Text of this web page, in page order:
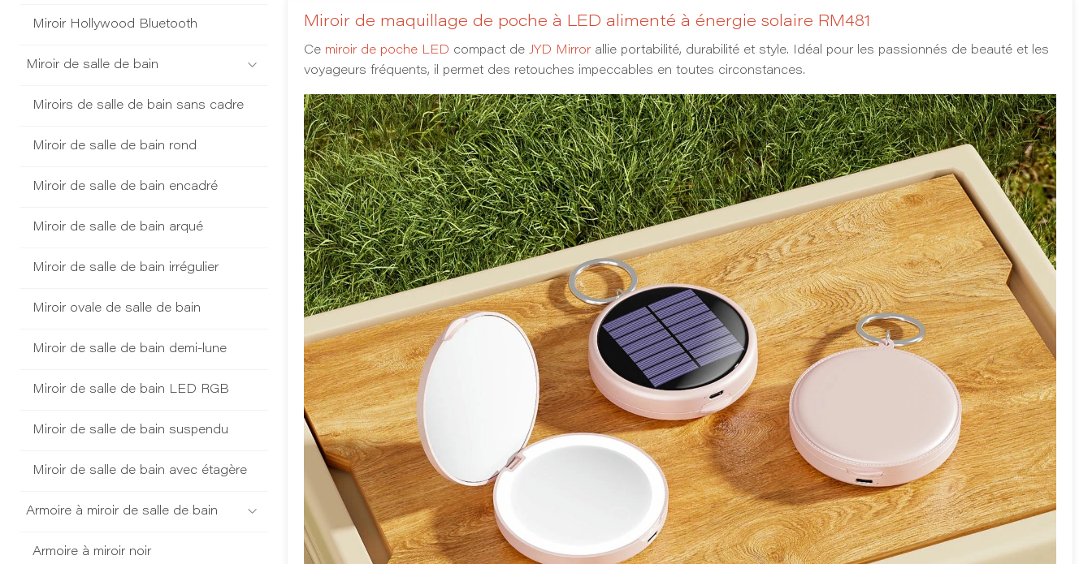
Miroir de maquillage de poche à LED alimenté à énergie solaire RM481
Ce miroir de poche LED compact de JYD Mirror allie portabilité, durabilité et style. Idéal pour les passionnés de beauté et les
voyageurs fréquents, il permet des retouches impeccables en toutes circonstances.
Miroir Hollywood Bluetooth
Miroir de salle de bain
Miroirs de salle de bain sans cadre
Miroir de salle de bain rond
Miroir de salle de bain encadré
Miroir de salle de bain arqué
Miroir de salle de bain irrégulier
Miroir ovale de salle de bain
Miroir de salle de bain demi-lune
Miroir de salle de bain LED RGB
Miroir de salle de bain suspendu
Miroir de salle de bain avec étagère
Armoire à miroir de salle de bain
Armoire à miroir noir